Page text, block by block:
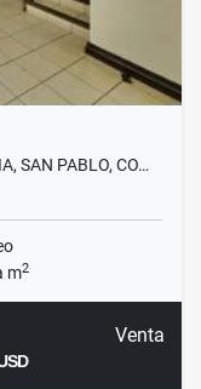
SAN PABLO, CO…
m2
Venta